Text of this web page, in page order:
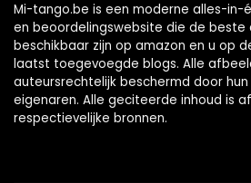
Mi-tango.be is een moderne alles-in-
en beoordelingswebsite die de beste
beschikbaar zijn op amazon en u op
laatst toegevoegde blogs. Alle
auteursrechtelijk beschermd door
eigenaren. Alle geciteerde inhoud is
respectievelijke bronnen.